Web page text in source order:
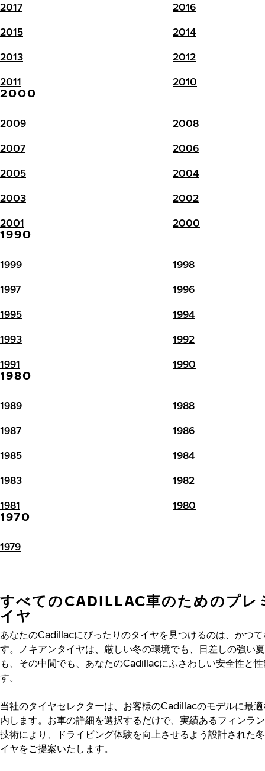
2017 2016
2015 2014
2013 2012
2011 2010
2000
2009 2008
2007 2006
2005 2004
2003 2002
2001 2000
1990
1999 1998
1997 1996
1995 1994
1993 1992
1991 1990
1980
1989 1988
1987 1986
1985 1984
1983 1982
1981 1980
1970
1979
すべてのCADILLAC車のためのプレ
イヤ
あなたのCadillacにぴったりのタイヤを見つけるのは、かつ
す。ノキアンタイヤは、厳しい冬の環境でも、日差しの強い
も、その中間でも、あなたのCadillacにふさわしい安全性と
す。
当社のタイヤセレクターは、お客様のCadillacのモデルに最
内します。お車の詳細を選択するだけで、実績あるフィンラ
技術により、ドライビング体験を向上させるよう設計された
イヤをご提案いたします。